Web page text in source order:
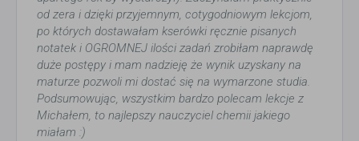
od zera i dzięki przyjemnym, cotygodniowym lekcjom,
po których dostawałam kserówki ręcznie pisanych
notatek i OGROMNEJ ilości zadań zrobiłam naprawdę
duże postępy i mam nadzieję że wynik uzyskany na
maturze pozwoli mi dostać się na wymarzone studia.
Podsumowując, wszystkim bardzo polecam lekcje z
Michałem, to najlepszy nauczyciel chemii jakiego
miałam :)